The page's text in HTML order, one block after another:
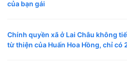
của bạn gái
Chính quyền xã ở Lai Châu không
từ thiện của Huấn Hoa Hồng, chỉ có